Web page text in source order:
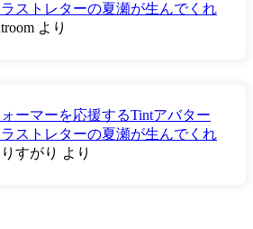
ストレターの夏瀬が生んでくれ
より
ーマーを応援するTintアバター
ストレターの夏瀬が生んでくれ
すがり より